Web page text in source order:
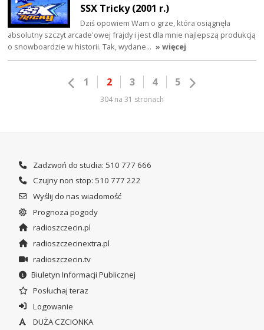
SSX Tricky (2001 r.)
Dziś opowiem Wam o grze, która osiągnęła
absolutny szczyt arcade'owej frajdy i jest dla mnie najlepszą produkcją
o snowboardzie w historii. Tak, wydane… » więcej
1 2 3 4 5
304 na 31 stronach
Zadzwoń do studia: 510 777 666
Czujny non stop: 510 777 222
Wyślij do nas wiadomość
Prognoza pogody
radioszczecin.pl
radioszczecinextra.pl
radioszczecin.tv
Biuletyn Informacji Publicznej
Posłuchaj teraz
Logowanie
DUŻA CZCIONKA